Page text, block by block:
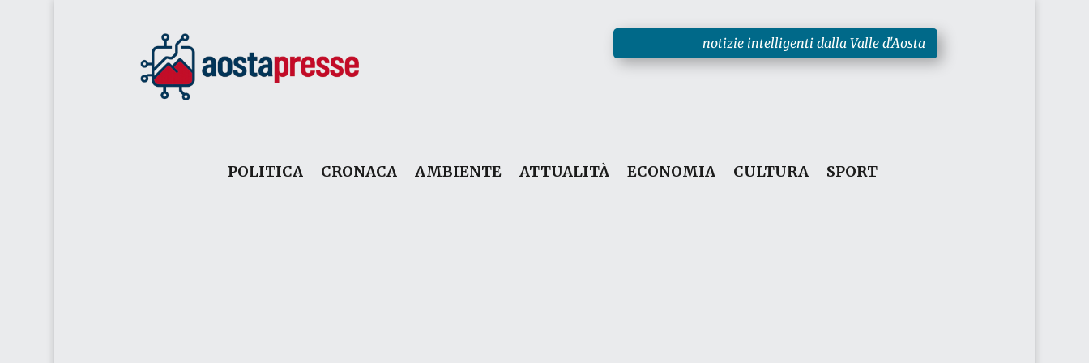
notizie intelligenti dalla Valle d'Aosta
POLITICA CRONACA AMBIENTE ATTUALITÀ ECONOMIA CULTURA SPORT